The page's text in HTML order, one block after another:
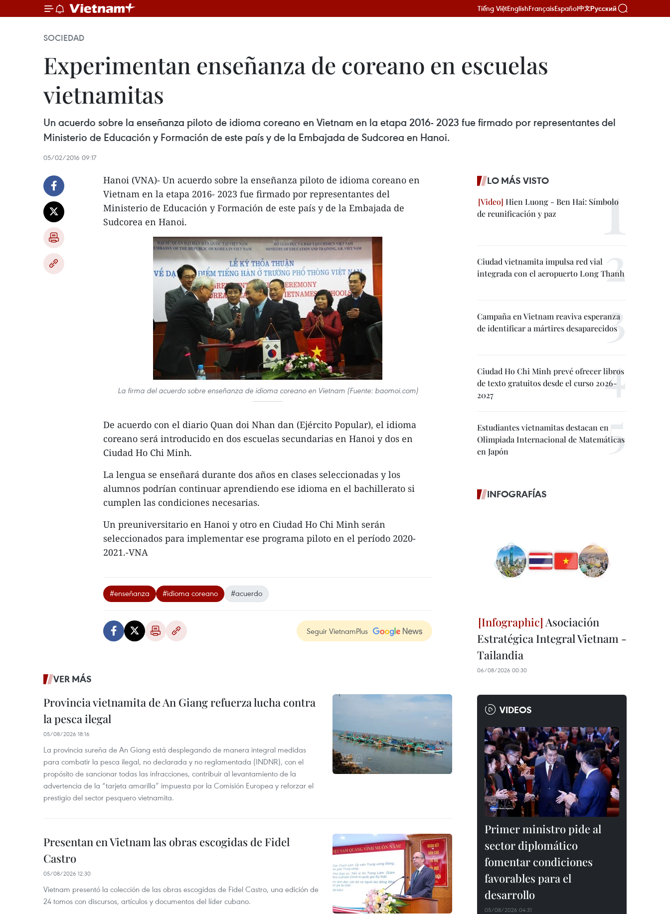
Tiếng ViệtEnglishFrançaisEspañol中文Русский
SOCIEDAD
Experimentan enseñanza de coreano en escuelas
vietnamitas
Un acuerdo sobre la enseñanza piloto de idioma coreano en Vietnam en la etapa 2016- 2023 fue firmado por representantes del
Ministerio de Educación y Formación de este país y de la Embajada de Sudcorea en Hanoi.
05/02/2016 09:17
Hanoi (VNA)- Un acuerdo sobre la enseñanza piloto de idioma coreano en
Vietnam en la etapa 2016- 2023 fue firmado por representantes del
Ministerio de Educación y Formación de este país y de la Embajada de
Sudcorea en Hanoi.
La firma del acuerdo sobre enseñanza de idioma coreano en Vietnam (Fuente: baomoi.com)
De acuerdo con el diario Quan doi Nhan dan (Ejército Popular), el idioma
coreano será introducido en dos escuelas secundarias en Hanoi y dos en
Ciudad Ho Chi Minh.
La lengua se enseñará durante dos años en clases seleccionadas y los
alumnos podrían continuar aprendiendo ese idioma en el bachillerato si
cumplen las condiciones necesarias.
Un preuniversitario en Hanoi y otro en Ciudad Ho Chi Minh serán
seleccionados para implementar ese programa piloto en el período 2020-
2021.-VNA
#enseñanza #idioma coreano #acuerdo
Seguir VietnamPlus
VER MÁS
Provincia vietnamita de An Giang refuerza lucha contra
la pesca ilegal
05/08/2026 18:16
La provincia sureña de An Giang está desplegando de manera integral medidas
para combatir la pesca ilegal, no declarada y no reglamentada (INDNR), con el
propósito de sancionar todas las infracciones, contribuir al levantamiento de la
advertencia de la “tarjeta amarilla” impuesta por la Comisión Europea y reforzar el
prestigio del sector pesquero vietnamita.
Presentan en Vietnam las obras escogidas de Fidel
Castro
05/08/2026 12:30
Vietnam presentó la colección de las obras escogidas de Fidel Castro, una edición de
24 tomos con discursos, artículos y documentos del líder cubano.
LO MÁS VISTO
Hien Luong - Ben Hai: Símbolo
de reunificación y paz
Ciudad vietnamita impulsa red vial
integrada con el aeropuerto Long Thanh
Campaña en Vietnam reaviva esperanza
de identificar a mártires desaparecidos
Ciudad Ho Chi Minh prevé ofrecer libros
de texto gratuitos desde el curso 2026-
2027
Estudiantes vietnamitas destacan en
Olimpiada Internacional de Matemáticas
en Japón
INFOGRAFÍAS
Asociación
Estratégica Integral Vietnam -
Tailandia
06/08/2026 00:30
VIDEOS
Primer ministro pide al
sector diplomático
fomentar condiciones
favorables para el
desarrollo
05/08/2026 04:31